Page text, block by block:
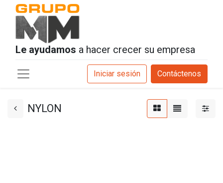
Le ayudamos a hacer crecer su empresa
Iniciar sesión Contáctenos
NYLON